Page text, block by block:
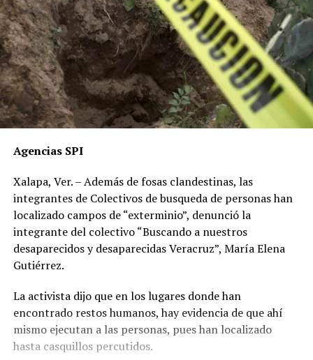
Agencias SPI
Xalapa, Ver. – Además de fosas clandestinas, las
integrantes de Colectivos de busqueda de personas han
localizado campos de “exterminio”, denunció la
integrante del colectivo “Buscando a nuestros
desaparecidos y desaparecidas Veracruz”, María Elena
Gutiérrez.
La activista dijo que en los lugares donde han
encontrado restos humanos, hay evidencia de que ahí
mismo ejecutan a las personas, pues han localizado
hasta casquillos percutidos.